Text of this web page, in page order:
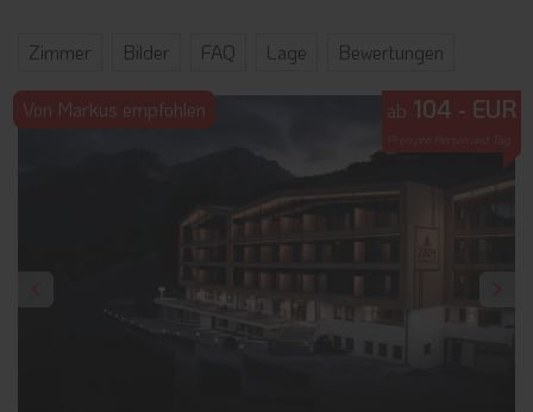
Zimmer Bilder FAQ Lage Bewertungen
Von Markus empfohlen ab 104 - EUR